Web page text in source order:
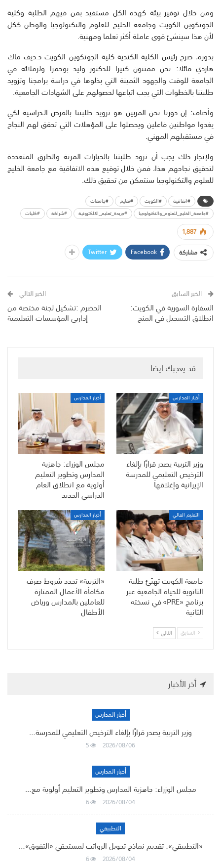
ومن خلال توفير بيئة كهذه الكل مستفيد بمن فيهم الطلبة وكلية
الجونكوين الكويت وجامعة الخليج للعلوم والتكنولوجيا والوطن ككل
لأن هذا سينشئ قوى عاملة أكثر تعلما ومهنية.
بدوره، صرح رئيس الكلية الكندية كلية الجونكوين الكويت د.ديف ماك
هاردي قائلا: نحن ممتنون كثيرا للدكتور وليد بوحمرا ولزملائه في
الجامعة للوقت والجهود الثمينة التي بذلوها في دراسة برامجنا وتزويد
طلبتنا بالخطوات التي يجب اتباعها لحصولهم على الشهادات الجامعية.
وأضاف: إن دورنا نحن المربين هو تزويد طلبتنا بالفرص الـدراسية لكي
يغدوا مواطنين فاعلين ويحصلوا على المؤهلات التي تحقق لهم النجاح
في مستقبلهم المهني.
ولإنجاز ذلك يجب أن نزود طلبتنا بالخيارات المرنة والطرق المتعددة
لتحقيق نجاحهم هذا، فمن خلال توقيع هذه الاتفاقية مع جامعة الخليج
للعلوم والتكنولوجيا سنتمكن من تحقيق ذلك.
#اتفاقية #الكويت #تعليم
#جامعات
#جامعة_الخليج_للعلوم_والتكنولوجيا
#جريدة_تعليم_الالكترونية #شراكة #كليات
1,887
مشاركة
Facebook
Twitter
الخبر السابق
السفارة السورية في الكويت:
انطلاق التسجيل في المنح
الخبر التالي
الحضرم :تشكيل لجنة مختصة من
إداريي المؤسسات التعليمية
قد يعجبك ايضا
أخبار المدارس
وزير التربية يصدر قرارًا بإلغاء
الترخيص التعليمي للمدرسة
الإيرانية وإغلاقها
أخبار المدارس
مجلس الوزراء: جاهزية
المدارس وتطوير التعليم
أولوية مع انطلاق العام
الدراسي الجديد
التعليم العالي
جامعة الكويت تهيّئ طلبة
الثانوية للحياة الجامعية عبر
برنامج «PRE» في نسخته
الثانية
أخبار المدارس
«التربية» تحدد شروط صرف
مكافأة الأعمال الممتازة
للعاملين بالمدارس ورياض
الأطفال
السابق التالي
أخر الأخبار
أخبار المدارس
وزير التربية يصدر قرارًا بإلغاء الترخيص التعليمي للمدرسة…
2026/08/06
5
أخبار المدارس
مجلس الوزراء: جاهزية المدارس وتطوير التعليم أولوية مع…
2026/08/04
6
التطبيقي
«التطبيقي»: تقديم نماذج تحويل الرواتب لمستحقي «التفوق»…
2026/08/04
6